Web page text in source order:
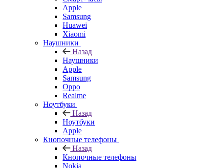
Apple
Samsung
Huawei
Xiaomi
Наушники
Назад
Наушники
Apple
Samsung
Oppo
Realme
Ноутбуки
Назад
Ноутбуки
Apple
Кнопочные телефоны
Назад
Кнопочные телефоны
Nokia